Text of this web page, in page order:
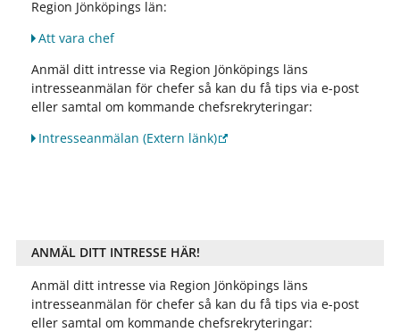
Region Jönköpings län:
Att vara chef
Anmäl ditt intresse via Region Jönköpings läns
intresseanmälan för chefer så kan du få tips via e-post
eller samtal om kommande chefsrekryteringar:
Intresseanmälan (Extern länk)
ANMÄL DITT INTRESSE HÄR!
Anmäl ditt intresse via Region Jönköpings läns
intresseanmälan för chefer så kan du få tips via e-post
eller samtal om kommande chefsrekryteringar: